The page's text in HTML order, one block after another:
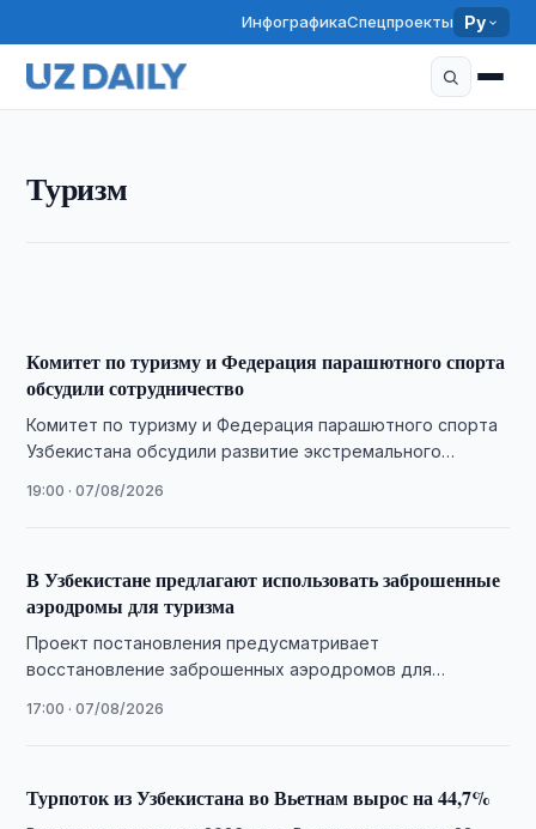
ИнфографикаСпецпроекты Ру
Туризм
Узбекистан продвигает национальную кухню на
мировой рынок
Комитет по туризму и Федерация парашютного спорта
обсудили сотрудничество
Комитет по туризму и Федерация парашютного спорта
Узбекистана обсудили развитие экстремального
международных соревнований.
19:00 · 07/08/2026
В Узбекистане предлагают использовать заброшенные
аэродромы для туризма
Проект постановления предусматривает
восстановление заброшенных аэродромов для
импорт профильного оборудования.
17:00 · 07/08/2026
Турпоток из Узбекистана во Вьетнам вырос на 44,7%